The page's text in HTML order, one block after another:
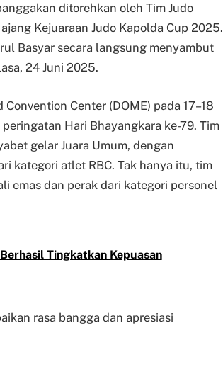
ditorehkan oleh Tim Judo
Kejuaraan Judo Kapolda Cup 2025.
Basyar secara langsung menyambut
24 Juni 2025.
Center (DOME) pada 17–18
Hari Bhayangkara ke-79. Tim
gelar Juara Umum, dengan
kategori atlet RBC. Tak hanya itu, tim
emas dan perak dari kategori personel
Tingkatkan Kepuasan
rasa bangga dan apresiasi